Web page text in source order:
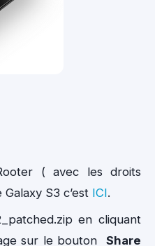
( avec les droits
S3 c’est ICI.
d.zip en cliquant
sur le bouton Share